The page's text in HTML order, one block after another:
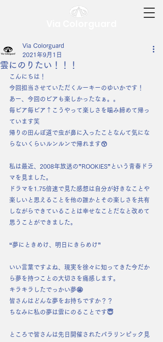
雲にのりたい！！！
Via Colorguard
2021年9月1日
こんにちは！
今回担当させていただくルーキーのゆいかです！
あー、今回のビアも楽しかったなぁ。。
毎ビア毎ビア↑こうやって楽しさを噛み締めて帰っ
ています笑
帰りの田んぼ道で虫が鼻に入ったことなんて気にな
らないくらいルンルンで帰れます😙
私は最近、2008年放送の”ROOKIES”という青春ドラ
マを見ました。
ドラマを1.75倍速で見た感想は自分が好きなことや
楽しいと思えることを他の誰かとその楽しさを共有
しながらできていることは幸せなことだなと改めて
思うことができました。
“夢にときめけ、明日にきらめけ”
いい言葉ですよね、現実を徐々に知ってきた今だか
ら夢を持つことの大切さを痛感します。
キラキラしたでっかい夢🤩
皆さんはどんな夢をお持ちですか？？
ちなみに私の夢は雲にのることです😇
ところで皆さんは先日開催されたパラリンピック見